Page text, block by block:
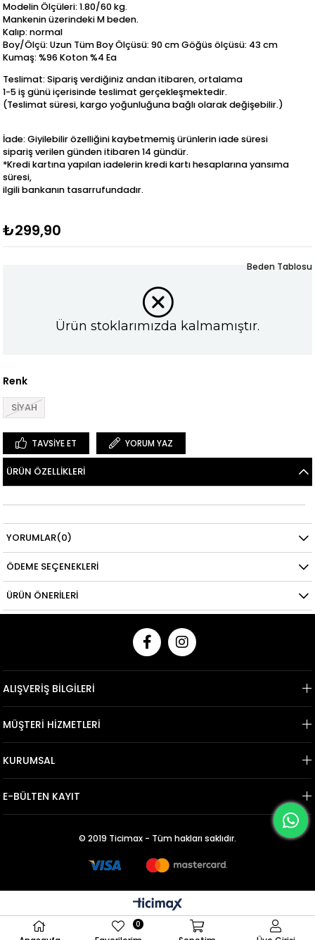
Modelin Ölçüleri: 1.80/60 kg.
Mankenin üzerindeki M beden.
Kalıp: normal
Boy/Ölçü: Uzun Tüm Boy Ölçüsü: 90 cm Göğüs ölçüsü: 43 cm
Kumaş: %96 Koton %4 Ea
Teslimat: Sipariş verdiğiniz andan itibaren, ortalama
1-5 iş günü içerisinde teslimat gerçekleşmektedir.
(Teslimat süresi, kargo yoğunluğuna bağlı olarak değişebilir.)
İade: Giyilebilir özelliğini kaybetmemiş ürünlerin iade süresi
sipariş verilen günden itibaren 14 gündür.
*Kredi kartına yapılan iadelerin kredi kartı hesaplarına yansıma
süresi,
ilgili bankanın tasarrufundadır.
₺299,90
Ürün stoklarımızda kalmamıştır.
Renk
SİYAH
Beden Tablosu
TAVSIYE ET YORUM YAZ
ÜRÜN ÖZELLIKLERI
YORUMLAR(0)
ÖDEME SEÇENEKLERI
ÜRÜN ÖNERILERI
ALIŞVERİŞ BİLGİLERİ
MÜŞTERİ HİZMETLERİ
KURUMSAL
E-BÜLTEN KAYIT
© 2019 Ticimax - Tüm hakları saklıdır.
0